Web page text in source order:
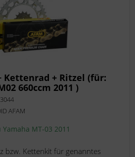
+ Ritzel (für:
660ccm 2011 )
AFAM
MT-03 2011
bzw. Kettenkit für genanntes